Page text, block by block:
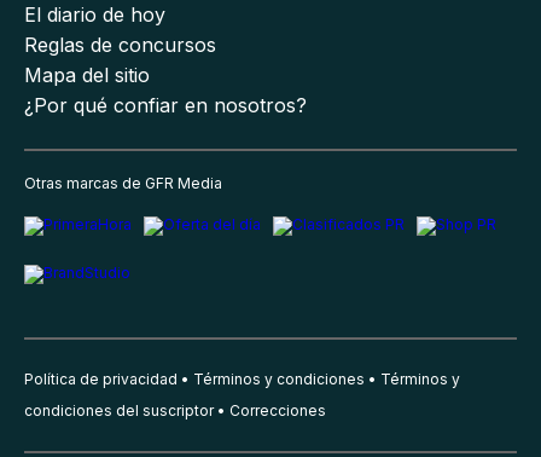
El diario de hoy
Reglas de concursos
Mapa del sitio
¿Por qué confiar en nosotros?
Otras marcas de GFR Media
Política de privacidad Términos y condiciones
Términos y
condiciones del suscriptor
Correcciones